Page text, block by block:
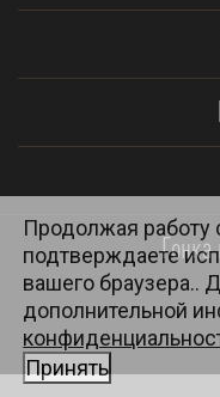
Гонка
Продолжая работу
подтверждаете
вашего браузера..
дополнительной
Принять